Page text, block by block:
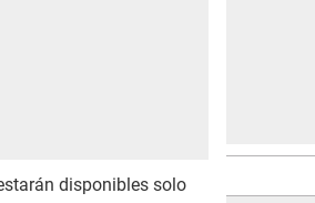
disponibles solo